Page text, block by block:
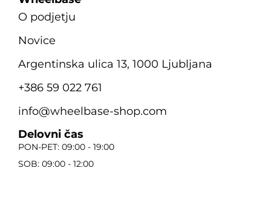
O podjetju
Novice
Argentinska ulica 13, 1000 Ljubljana
+386 59 022 761
info@wheelbase-shop.com
Delovni čas
PON-PET: 09:00 - 19:00
SOB: 09:00 - 12:00